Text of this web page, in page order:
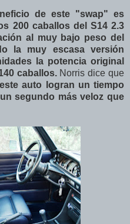
de este "swap" es
200 caballos del S14 2.3
al muy bajo peso del
la muy escasa versión
la potencia original
caballos.Norris dice que
auto logran un tiempo
segundo más veloz que